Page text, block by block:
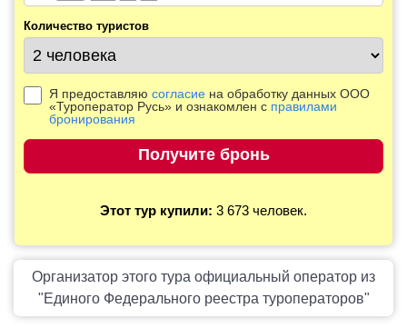
Количество туристов
Я предоставляю согласие на обработку данных ООО
«Туроператор Русь» и ознакомлен с правилами
бронирования
Этот тур купили: 3 673 человек.
Организатор этого тура официальный оператор из
"Единого Федерального реестра туроператоров"